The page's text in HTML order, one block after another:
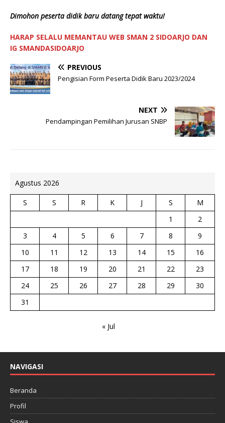
Dimohon peserta didik baru datang tepat waktu!
HARAP SELALU MEMANTAU WEB SMAN 2 SIDOARJO DAN
IG SMANDASIDOARJO
PREVIOUS
Pengisian Form Peserta Didik Baru 2023/2024
NEXT
Pendampingan Pemilihan Jurusan SNBP
Agustus 2026
S S R K J S
M
1
2
3
4 5 6 7 8
9
10
11 12 13 14 15
16
17
18 19 20 21 22
23
24
25 26 27 28 29
30
31
« Jul
NAVIGASI
Beranda
Profil